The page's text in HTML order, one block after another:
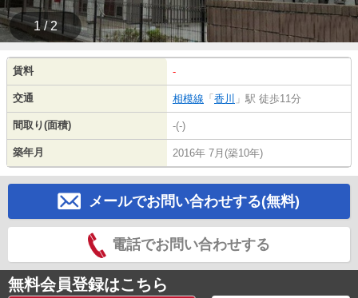
1 / 2
賃料 -
交通 相模線 「 香川 」駅 徒歩11分
間取り(面積) -(-)
築年月 2016年 7月(築10年)
メールでお問い合わせする(無料)
電話でお問い合わせする
無料会員登録はこちら